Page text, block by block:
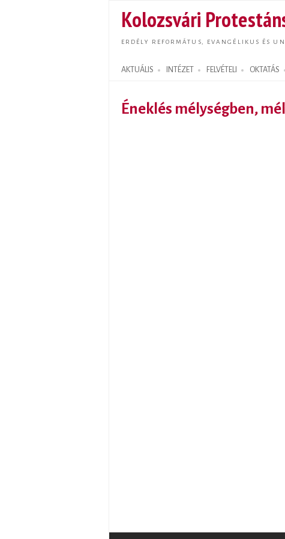
Kolozsvári
ERDÉLY REFORMÁTUS, EVANGÉLIKUS ÉS
AKTUÁLIS INTÉZET FELVÉTELI OKTATÁS
Search form
Éneklés mélységben,